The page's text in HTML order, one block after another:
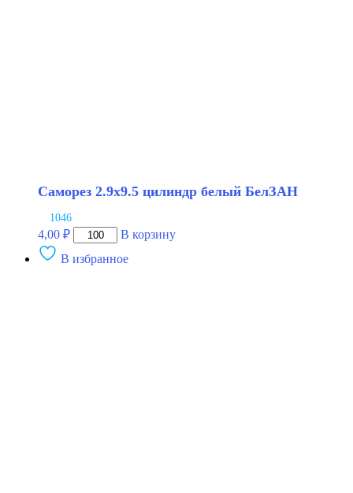
Саморез 2.9х9.5 цилиндр белый БелЗАН
1046
4,00 ₽
Количество
товара
Саморез
В корзину
В избранное